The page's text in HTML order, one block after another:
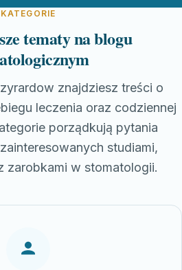
KATEGORIE
tematy na blogu
znajdziesz treści o
leczenia oraz codziennej
porządkują pytania
studiami,
zarobkami w stomatologii.